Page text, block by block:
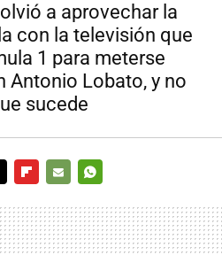
a aprovechar la
con la televisión que
1 para meterse
Antonio Lobato, y no
sucede
MAIL